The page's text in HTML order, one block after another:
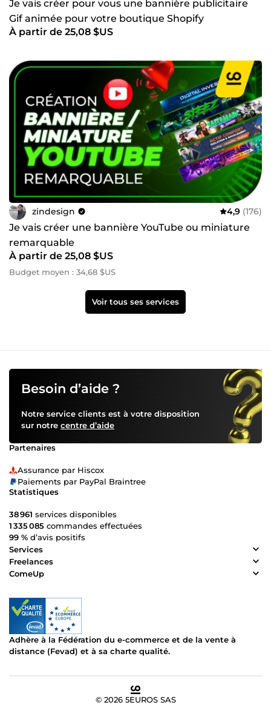
Je vais créer pour vous une bannière publicitaire
Gif animée pour votre boutique Shopify
À partir de 25,08 $US
zindesign 4,9 (176)
Je vais créer une bannière YouTube ou miniature
remarquable
À partir de 25,08 $US
Budget moyen : 34,68 $US
Voir tous ses services
Besoin d’aide ?
Notre service clients est à votre disposition
sur notre centre d’aide
Partenaires
Assurance par Hiscox
Paiements par PayPal Braintree
Statistiques
38 961 services disponibles
1 335 085 commandes effectuées
99 % d’avis positifs
Services
Freelances
ComeUp
Adhère à la Fédération du e-commerce et de la vente à
distance (Fevad) et à sa charte qualité.
© 2026 5EUROS SAS